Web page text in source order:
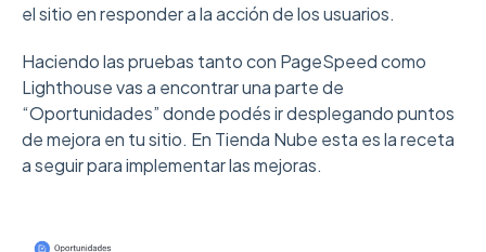
el sitio en responder a la acción de los usuarios.
Haciendo las pruebas tanto con PageSpeed como
Lighthouse vas a encontrar una parte de
“Oportunidades” donde podés ir desplegando puntos
de mejora en tu sitio. En Tienda Nube esta es la receta
a seguir para implementar las mejoras.